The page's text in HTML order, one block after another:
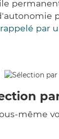
par
même